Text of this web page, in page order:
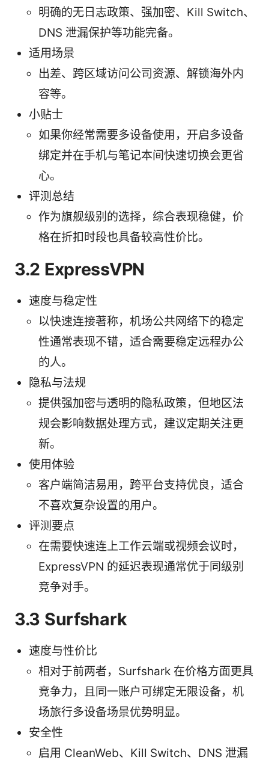
明确的无日志政策、强加密、Kill Switch、
DNS 泄漏保护等功能完备。
适用场景
出差、跨区域访问公司资源、解锁海外内
容等。
小贴士
如果你经常需要多设备使用，开启多设备
绑定并在手机与笔记本间快速切换会更省
心。
评测总结
作为旗舰级别的选择，综合表现稳健，价
格在折扣时段也具备较高性价比。
3.2 ExpressVPN
速度与稳定性
以快速连接著称，机场公共网络下的稳定
性通常表现不错，适合需要稳定远程办公
的人。
隐私与法规
提供强加密与透明的隐私政策，但地区法
规会影响数据处理方式，建议定期关注更
新。
使用体验
客户端简洁易用，跨平台支持优良，适合
不喜欢复杂设置的用户。
评测要点
在需要快速连上工作云端或视频会议时，
ExpressVPN 的延迟表现通常优于同级别
竞争对手。
3.3 Surfshark
速度与性价比
相对于前两者，Surfshark 在价格方面更具
竞争力，且同一账户可绑定无限设备，机
场旅行多设备场景优势明显。
安全性
启用 CleanWeb、Kill Switch、DNS 泄漏